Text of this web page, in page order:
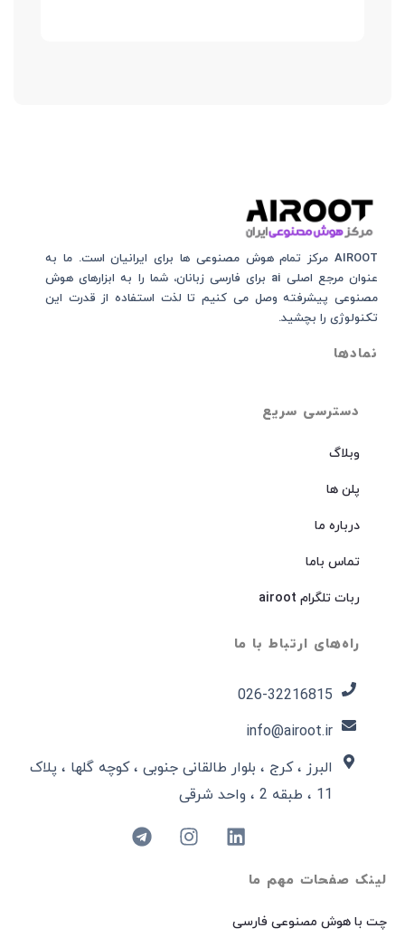
لینک صفحات مهم ما
چت با هوش مصنوعی فارسی
دسترسی سریع
وبلاگ
پلن ها
درباره ما
تماس باما
ربات تلگرام airoot
راه‌های ارتباط با ما
026-32216815​
info@airoot.ir
البرز ، کرج ، بلوار طالقانی جنوبی ، کوچه گلها ، پلاک
11 ، طبقه 2 ، واحد شرقی
AIROOT مرکز تمام هوش مصنوعی‌‌‌ ها برای ایرانیان است. ما به
عنوان مرجع اصلی ai برای فارسی زبانان، شما را به ابزارهای هوش
مصنوعی پیشرفته وصل می کنیم تا لذت استفاده از قدرت این
تکنولوژی را بچشید.
نمادها